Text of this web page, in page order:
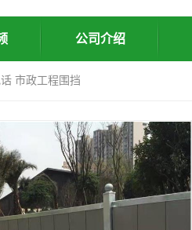
公司介绍
市政工程围挡